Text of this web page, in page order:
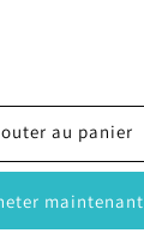
au panier
maintenant